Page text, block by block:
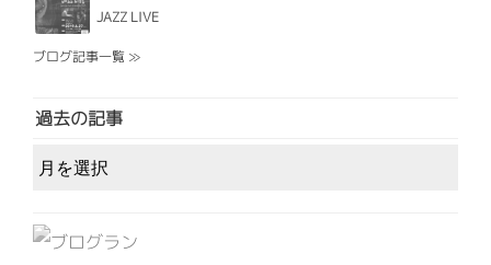
JAZZ LIVE
ブログ記事一覧 ≫
過去の記事